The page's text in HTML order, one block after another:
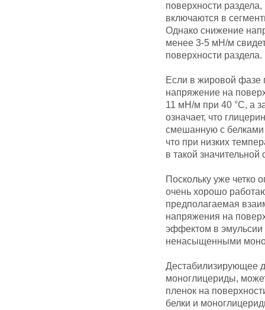
поверхности
включаются в
Однако снижение
менее 3-5 мН/м
поверхности раздела.
Если в жировой фазе
напряжение на
11 мН/м при 40 °С, а
означает, что
смешанную с белками
что при низких
в такой
Поскольку уже
очень хорошо
предполагаемая
напряжения на
эффектом в эмульсии
ненасыщенными
Дестабилизирующее
моноглицериды,
пленок на
белки и